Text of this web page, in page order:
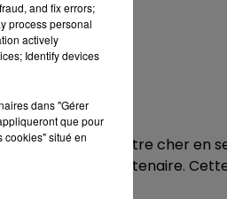
relations avec l'être cher en
conjoint ou partenaire.
and fix errors;
process personal
actively
Identify devices
dans "Gérer
que pour
cookies" situé en